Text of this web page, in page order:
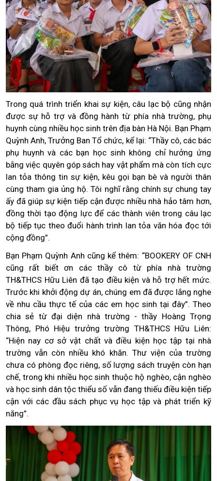
Trong quá trình triển khai sự kiện, câu lạc bộ cũng nhận
được sự hỗ trợ và đồng hành từ phía nhà trường, phụ
huynh cùng nhiều học sinh trên địa bàn Hà Nội. Bạn Phạm
Quỳnh Anh, Trưởng Ban Tổ chức, kể lại: “Thầy cô, các bác
phụ huynh và các bạn học sinh không chỉ hưởng ứng
bằng việc quyên góp sách hay vật phẩm mà còn tích cực
lan tỏa thông tin sự kiện, kêu gọi bạn bè và người thân
cùng tham gia ủng hộ. Tôi nghĩ rằng chính sự chung tay
ấy đã giúp sự kiện tiếp cận được nhiều nhà hảo tâm hơn,
đồng thời tạo động lực để các thành viên trong câu lạc
bộ tiếp tục theo đuổi hành trình lan tỏa văn hóa đọc tới
cộng đồng”.
Bạn Phạm Quỳnh Anh cũng kể thêm: “BOOKERY OF CNH
cũng rất biết ơn các thầy cô từ phía nhà trường
TH&THCS Hữu Liên đã tạo điều kiện và hỗ trợ hết mức.
Trước khi khởi động dự án, chúng em đã được lắng nghe
về nhu cầu thực tế của các em học sinh tại đây”. Theo
chia sẻ từ đại diện nhà trường - thầy Hoàng Trọng
Thông, Phó Hiệu trưởng trường TH&THCS Hữu Liên:
“Hiện nay cơ sở vật chất và điều kiện học tập tại nhà
trường vẫn còn nhiều khó khăn. Thư viện của trường
chưa có phòng đọc riêng, số lượng sách truyện còn hạn
chế, trong khi nhiều học sinh thuộc hộ nghèo, cận nghèo
và học sinh dân tộc thiểu số vẫn đang thiếu điều kiện tiếp
cận với các đầu sách phục vụ học tập và phát triển kỹ
năng”.